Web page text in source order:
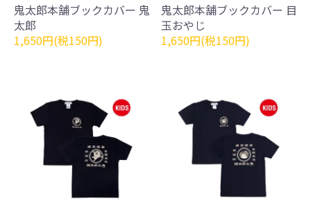
鬼太郎本舗ブックカバー 鬼
太郎
1,650円(税150円)
鬼太郎本舗ブックカバー 目
玉おやじ
1,650円(税150円)